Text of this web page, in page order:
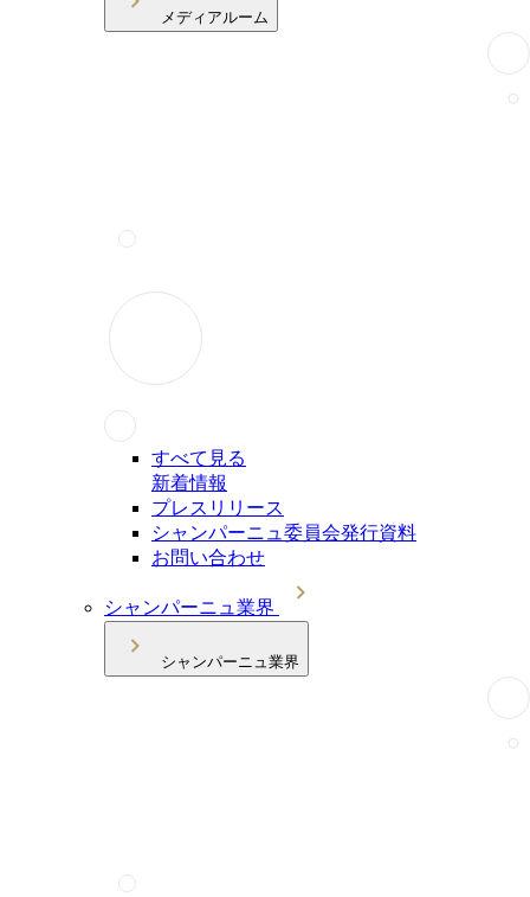
メディアルーム
すべて見る
新着情報
プレスリリース
シャンパーニュ委員会発行資料
お問い合わせ
シャンパーニュ業界
シャンパーニュ業界